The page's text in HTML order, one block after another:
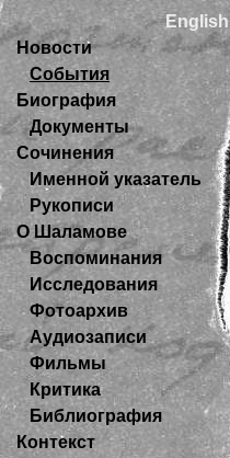
English
Новости
События
Биография
Документы
Сочинения
Именной указатель
Рукописи
О Шаламове
Воспоминания
Исследования
Фотоархив
Аудиозаписи
Фильмы
Критика
Библиография
Контекст